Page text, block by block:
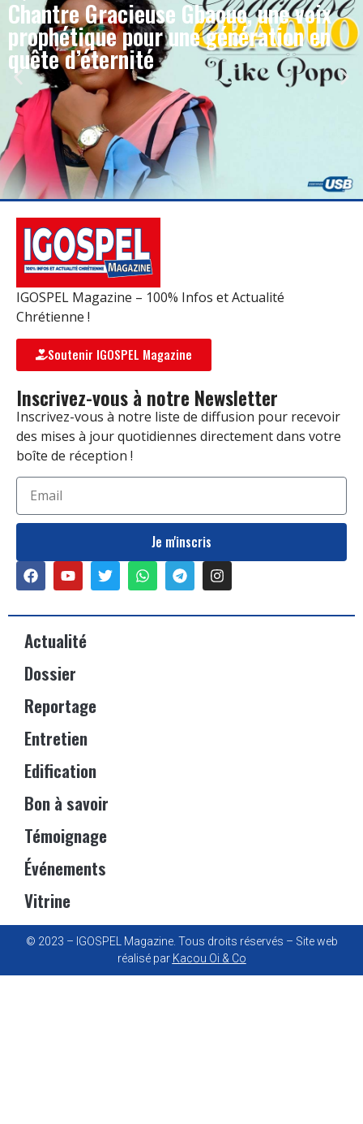
Chantre Gracieuse Gbaouo, une voix
prophétique pour une génération en
quête d’éternité
IGOSPEL Magazine – 100% Infos et Actualité
Chrétienne !
Soutenir IGOSPEL Magazine
Inscrivez-vous à notre Newsletter
Inscrivez-vous à notre liste de diffusion pour recevoir
des mises à jour quotidiennes directement dans votre
boîte de réception !
Je m'inscris
Actualité
Dossier
Reportage
Entretien
Edification
Bon à savoir
Témoignage
Événements
Vitrine
© 2023 – IGOSPEL Magazine. Tous droits réservés – Site web
réalisé par Kacou Oi & Co